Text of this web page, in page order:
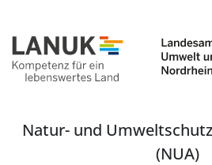
Natur- und
(NUA)